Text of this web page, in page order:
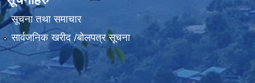
सूचना तथा समाचार
सार्वजनिक खरीद /बोलपत्र सूचना